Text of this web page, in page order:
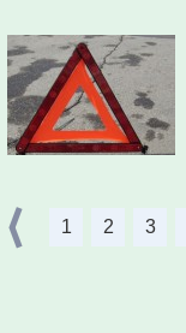
1 2 3